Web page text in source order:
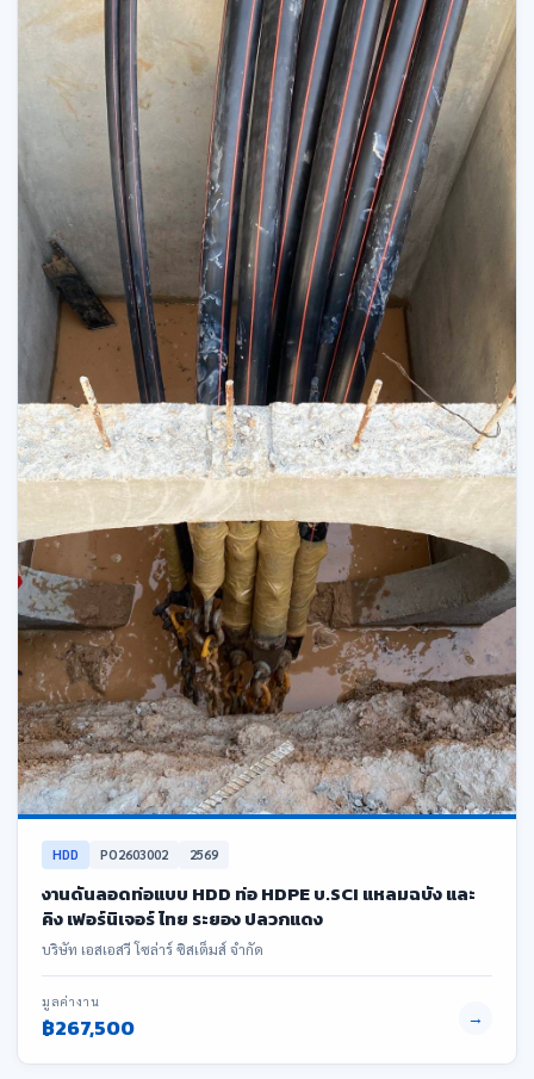
HDD PO2603002 2569
งานดันลอดท่อแบบ HDD ท่อ HDPE บ.SCI แหลมฉบัง และ
คิง เฟอร์นิเจอร์ ไทย ระยอง ปลวกแดง
บริษัท เอสเอสวี โซล่าร์ ซิสเต็มส์ จำกัด
มูลค่างาน
฿267,500 →